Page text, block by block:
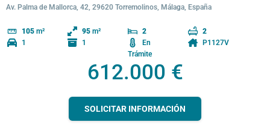
Av. Palma de Mallorca, 42, 29620 Torremolinos, Málaga, España
105 m² 95 m² 2
2
1
1
En
Trámite
P1127V
612.000 €
SOLICITAR INFORMACIÓN